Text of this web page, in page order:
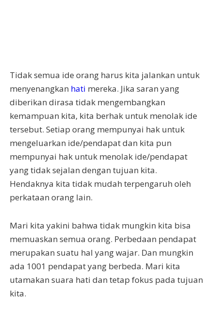
Tidak semua ide orang harus kita jalankan untuk
menyenangkan hati mereka. Jika saran yang
diberikan dirasa tidak mengembangkan
kemampuan kita, kita berhak untuk menolak ide
tersebut. Setiap orang mempunyai hak untuk
mengeluarkan ide/pendapat dan kita pun
mempunyai hak untuk menolak ide/pendapat
yang tidak sejalan dengan tujuan kita.
Hendaknya kita tidak mudah terpengaruh oleh
perkataan orang lain.
Mari kita yakini bahwa tidak mungkin kita bisa
memuaskan semua orang. Perbedaan pendapat
merupakan suatu hal yang wajar. Dan mungkin
ada 1001 pendapat yang berbeda. Mari kita
utamakan suara hati dan tetap fokus pada tujuan
kita.